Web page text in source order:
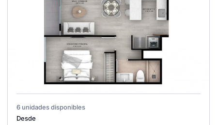
6 unidades disponibles
Desde